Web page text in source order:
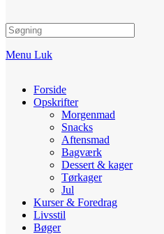
website
search
Menu Luk
Forside
Opskrifter
Morgenmad
Snacks
Aftensmad
Bagværk
Dessert & kager
Tørkager
Jul
Kurser & Foredrag
Livsstil
Bøger